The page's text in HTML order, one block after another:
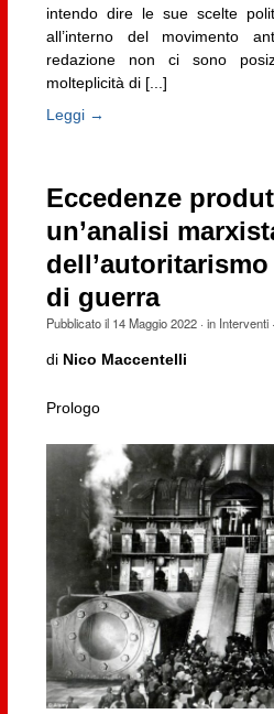
intendo dire le sue scelte
all’interno del movimento
redazione non ci sono
molteplicità di [...]
Leggi →
Eccedenze
un’analisi
di guerra
Pubblicato il 14 Maggio 2022· in Interventi·
di Nico Maccentelli
Prologo